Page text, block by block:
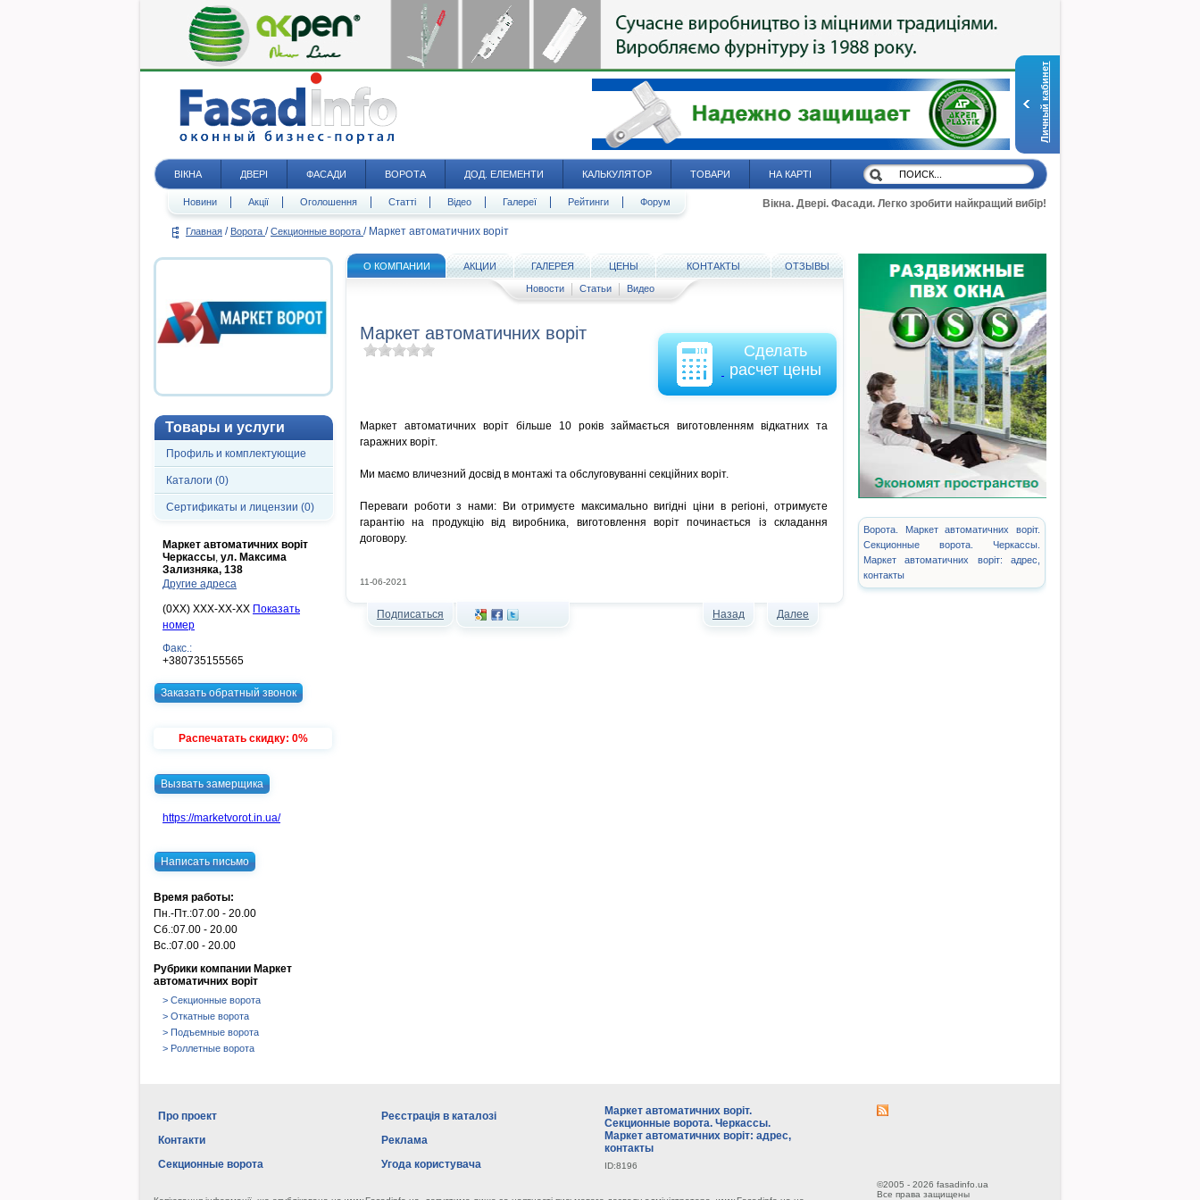
Личный кабинет
ВІКНА ДВЕРІ ФАСАДИ ВОРОТА ДОД. ЕЛЕМЕНТИ КАЛЬКУЛЯТОР ТОВАРИ НА КАРТІ
Новини Акції Оголошення Статті Відео Галереї Рейтинги Форум Вікна. Двері. Фасади. Легко зробити найкращий вибір!
Главная / Ворота / Секционные ворота / Маркет автоматичних воріт
Товары и услуги
Профиль и комплектующие
Каталоги (0)
Сертификаты и лицензии (0)
Маркет автоматичних воріт
Черкассы, ул. Максима
Зализняка, 138
Другие адреса
(0XX) XXX-XX-XX Показать
номер
Факс.:
+380735155565
Заказать обратный звонок
Распечатать скидку: 0%
Вызвать замерщика
https://marketvorot.in.ua/
Написать письмо
Время работы:
Пн.-Пт.:07.00 - 20.00
Сб.:07.00 - 20.00
Вс.:07.00 - 20.00
Рубрики компании Маркет
автоматичних воріт
> Секционные ворота
> Откатные ворота
> Подъемные ворота
> Роллетные ворота
О КОМПАНИИ АКЦИИ ГАЛЕРЕЯ ЦЕНЫ КОНТАКТЫ ОТЗЫВЫ
Новости Статьи Видео
Маркет автоматичних воріт
Сделать
расчет цены
Маркет автоматичних воріт більше 10 років займається виготовленням відкатних та
гаражних воріт.
Ми маємо вличезний досвід в монтажі та обслуговуванні секційних воріт.
Переваги роботи з нами: Ви отримуєте максимально вигідні ціни в регіоні, отримуєте
гарантію на продукцію від виробника, виготовлення воріт починається із складання
договору.
11-06-2021
Подписаться Назад Далее
Ворота. Маркет автоматичних воріт.
Секционные ворота. Черкассы.
Маркет автоматичних воріт: адрес,
контакты
Про проект
Контакти
Секционные ворота
Реєстрація в каталозі
Реклама
Угода користувача
Маркет автоматичних воріт.
Секционные ворота. Черкассы.
Маркет автоматичних воріт: адрес,
контакты
ID:8196
©2005 - 2026 fasadinfo.ua
Все права защищены